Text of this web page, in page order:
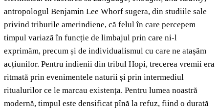
antropologul Benjamin Lee Whorf sugera, din studiile sale
privind triburile amerindiene, că felul în care percepem
timpul variază în funcție de limbajul prin care ni-l
exprimăm, precum și de individualismul cu care ne atașăm
acțiunilor. Pentru indienii din tribul Hopi, trecerea vremii era
ritmată prin evenimentele naturii și prin intermediul
ritualurilor ce le marcau existența. Pentru lumea noastră
modernă, timpul este densificat pînă la refuz, fiind o durată